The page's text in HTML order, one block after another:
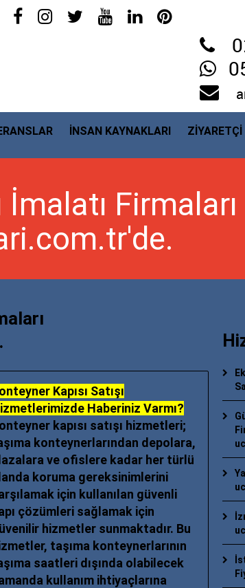
İNSAN KAYNAKLARI ZİYARETÇİ
İmalatı Firmaları
Kapısı Satışı
Haberiniz Varmı?
kapısı satışı hizmetleri;
konteynerlarından depolara,
ve ofislere kadar her türlü
koruma gereksinimlerini
için kullanılan güvenli
çözümleri sağlamak için
hizmetler sunmaktadır. Bu
taşıma konteynerlarının
saatleri dışında olabilecek
kullanım ihtiyaçlarına